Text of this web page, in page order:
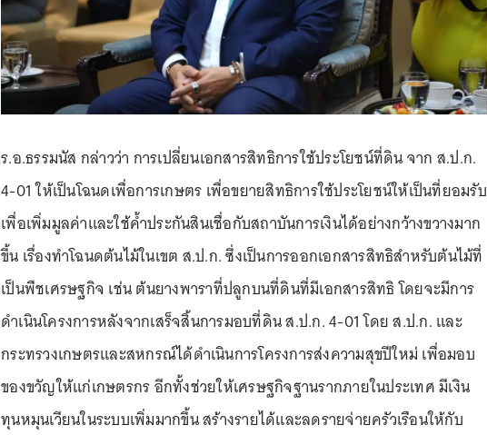
ร.อ.ธรรมนัส กล่าวว่า การเปลี่ยนเอกสารสิทธิการใช้ประโยชน์ที่ดิน จาก ส.ป.ก.
4-01 ให้เป็นโฉนดเพื่อการเกษตร เพื่อขยายสิทธิการใช้ประโยชน์ให้เป็นที่ยอมรับ
เพื่อเพิ่มมูลค่าและใช้ค้ำประกันสินเชื่อกับสถาบันการเงินได้อย่างกว้างขวางมาก
ขึ้น เรื่องทำโฉนดต้นไม้ในเขต ส.ป.ก. ซึ่งเป็นการออกเอกสารสิทธิสำหรับต้นไม้ที่
เป็นพืชเศรษฐกิจ เช่น ต้นยางพาราที่ปลูกบนที่ดินที่มีเอกสารสิทธิ โดยจะมีการ
ดำเนินโครงการหลังจากเสร็จสิ้นการมอบที่ดิน ส.ป.ก. 4-01 โดย ส.ป.ก. และ
กระทรวงเกษตรและสหกรณ์ได้ดำเนินการโครงการส่งความสุขปีใหม่ เพื่อมอบ
ของขวัญให้แก่เกษตรกร อีกทั้งช่วยให้เศรษฐกิจฐานรากภายในประเทศ มีเงิน
ทุนหมุนเวียนในระบบเพิ่มมากขึ้น สร้างรายได้และลดรายจ่ายครัวเรือนให้กับ